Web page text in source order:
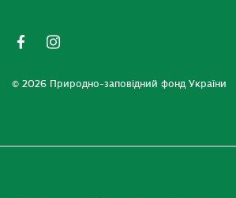
© 2026 Природно-заповідний фонд України